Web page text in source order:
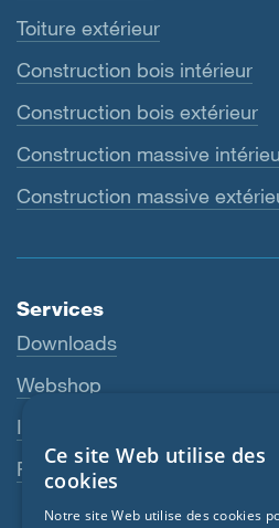
Toiture extérieur
Construction bois intérieur
Construction bois extérieur
Construction massive
Construction massive
Services
Downloads
Webshop
Interlocuteur
Revendeurs
Ce site Web utilise des
cookies
Notre site Web utilise des cookies